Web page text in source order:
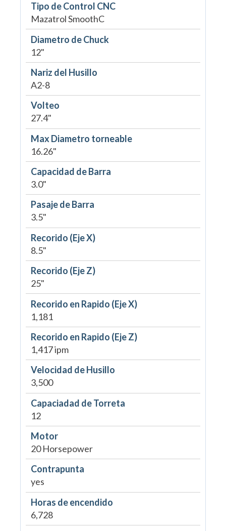
Tipo de Control CNC
Mazatrol SmoothC
Diametro de Chuck
12"
Nariz del Husillo
A2-8
Volteo
27.4"
Max Diametro torneable
16.26"
Capacidad de Barra
3.0"
Pasaje de Barra
3.5"
Recorido (Eje X)
8.5"
Recorido (Eje Z)
25"
Recorido en Rapido (Eje X)
1,181
Recorido en Rapido (Eje Z)
1,417 ipm
Velocidad de Husillo
3,500
Capaciadad de Torreta
12
Motor
20 Horsepower
Contrapunta
yes
Horas de encendido
6,728